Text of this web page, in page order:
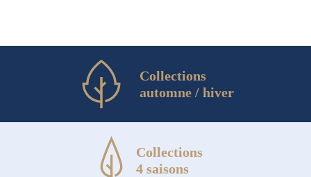
Collections
automne / hiver
Collections
4 saisons